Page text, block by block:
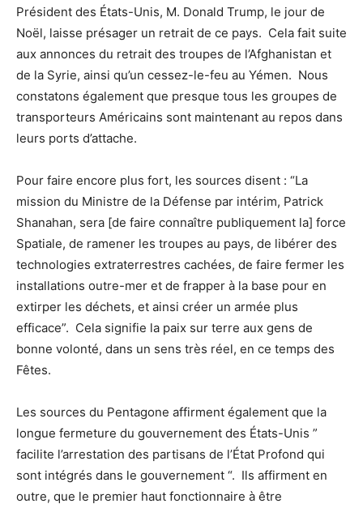
Président des États-Unis, M. Donald Trump, le jour de
Noël, laisse présager un retrait de ce pays. Cela fait suite
aux annonces du retrait des troupes de l’Afghanistan et
de la Syrie, ainsi qu’un cessez-le-feu au Yémen. Nous
constatons également que presque tous les groupes de
transporteurs Américains sont maintenant au repos dans
leurs ports d’attache.
Pour faire encore plus fort, les sources disent : “La
mission du Ministre de la Défense par intérim, Patrick
Shanahan, sera [de faire connaître publiquement la] force
Spatiale, de ramener les troupes au pays, de libérer des
technologies extraterrestres cachées, de faire fermer les
installations outre-mer et de frapper à la base pour en
extirper les déchets, et ainsi créer un armée plus
efficace”. Cela signifie la paix sur terre aux gens de
bonne volonté, dans un sens très réel, en ce temps des
Fêtes.
Les sources du Pentagone affirment également que la
longue fermeture du gouvernement des États-Unis ”
facilite l’arrestation des partisans de l’État Profond qui
sont intégrés dans le gouvernement “. Ils affirment en
outre, que le premier haut fonctionnaire à être